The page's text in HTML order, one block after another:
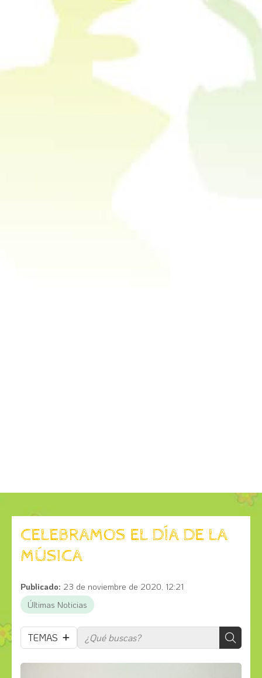
CELEBRAMOS EL DÍA DE LA
MÚSICA
Publicado: 23 de noviembre de 2020, 12:21
Últimas Noticias
TEMAS